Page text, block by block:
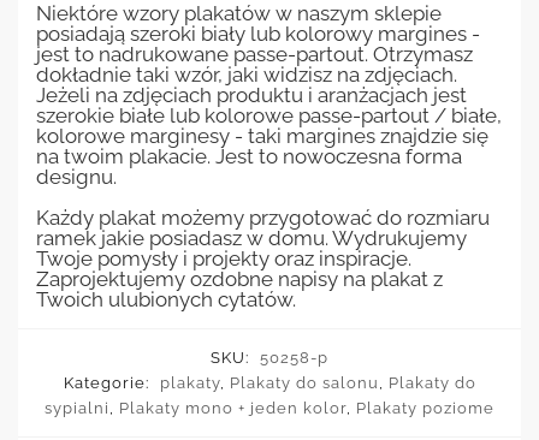
Niektóre wzory plakatów w naszym sklepie
posiadają szeroki biały lub kolorowy margines -
jest to nadrukowane passe-partout. Otrzymasz
dokładnie taki wzór, jaki widzisz na zdjęciach.
Jeżeli na zdjęciach produktu i aranżacjach jest
szerokie białe lub kolorowe passe-partout / białe,
kolorowe marginesy - taki margines znajdzie się
na twoim plakacie. Jest to nowoczesna forma
designu.
Każdy plakat możemy przygotować do rozmiaru
ramek jakie posiadasz w domu. Wydrukujemy
Twoje pomysły i projekty oraz inspiracje.
Zaprojektujemy ozdobne napisy na plakat z
Twoich ulubionych cytatów.
SKU:
50258-p
Kategorie:
plakaty, Plakaty do salonu , Plakaty do
sypialni , Plakaty mono + jeden kolor, Plakaty poziome